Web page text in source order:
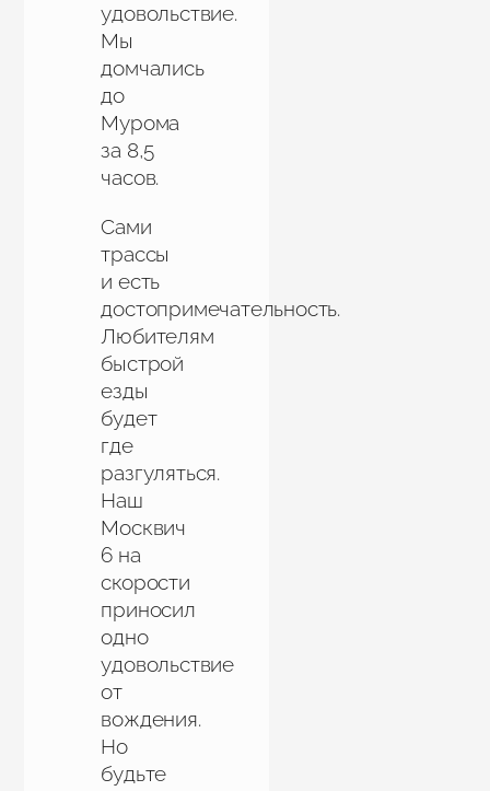
удовольствие.
Мы
домчались
до
Мурома
за 8,5
часов.
Сами
трассы
и есть
достопримечательность.
Любителям
быстрой
езды
будет
где
разгуляться.
Наш
Москвич
6 на
скорости
приносил
одно
удовольствие
от
вождения.
Но
будьте